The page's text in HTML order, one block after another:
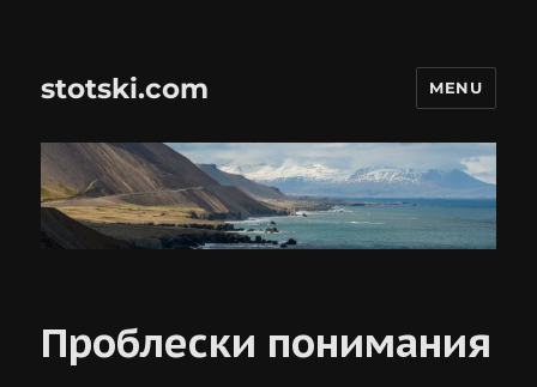
stotski.com MENU
Проблески понимания